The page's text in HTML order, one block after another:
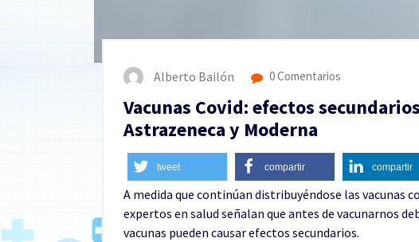
Alberto Bailón 0 Comentarios
Vacunas Covid: efectos
Astrazeneca y Moderna
tweet compartir compartir
A medida que continúan distribuyéndose las vacunas
expertos en salud señalan que antes de vacunarnos
vacunas pueden causar efectos secundarios.